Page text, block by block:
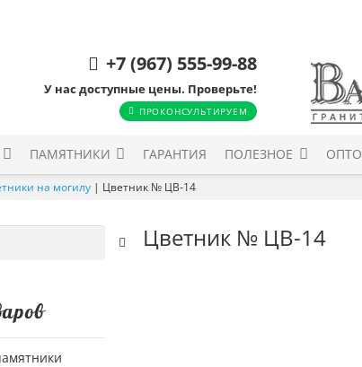
+7 (967) 555-99-88
У нас доступные цены. Проверьте!
ПРОКОНСУЛЬТИРУЕМ
ПАМЯТНИКИ ГАРАНТИЯ ПОЛЕЗНОЕ
на могилу | Цветник № ЦВ-14
Цветник № ЦВ-14